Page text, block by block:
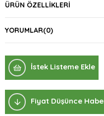
ÜRÜN ÖZELLIKLERI
YORUMLAR(0)
İstek Listeme Ekle
Fiyat Düşünce